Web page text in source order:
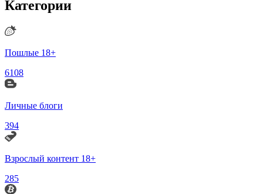
Категории
Пошлые 18+
6108
Личные блоги
394
Взрослый контент 18+
285